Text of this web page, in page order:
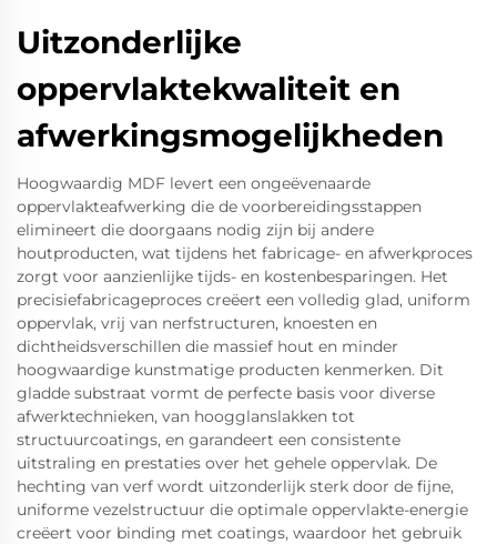
Uitzonderlijke
oppervlaktekwaliteit en
afwerkingsmogelijkheden
Hoogwaardig MDF levert een ongeëvenaarde
oppervlakteafwerking die de voorbereidingsstappen
elimineert die doorgaans nodig zijn bij andere
houtproducten, wat tijdens het fabricage- en afwerkproces
zorgt voor aanzienlijke tijds- en kostenbesparingen. Het
precisiefabricageproces creëert een volledig glad, uniform
oppervlak, vrij van nerfstructuren, knoesten en
dichtheidsverschillen die massief hout en minder
hoogwaardige kunstmatige producten kenmerken. Dit
gladde substraat vormt de perfecte basis voor diverse
afwerktechnieken, van hoogglanslakken tot
structuurcoatings, en garandeert een consistente
uitstraling en prestaties over het gehele oppervlak. De
hechting van verf wordt uitzonderlijk sterk door de fijne,
uniforme vezelstructuur die optimale oppervlakte-energie
creëert voor binding met coatings, waardoor het gebruik